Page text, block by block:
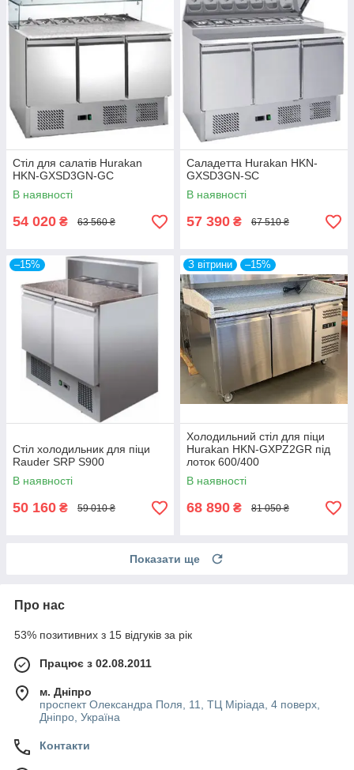
Стіл для салатів Hurakan
HKN-GXSD3GN-GC
В наявності
54 020 ₴ 63 560 ₴
Саладетта Hurakan HKN-
GXSD3GN-SC
В наявності
57 390 ₴ 67 510 ₴
–15%
Стіл холодильник для піци
Rauder SRP S900
В наявності
50 160 ₴ 59 010 ₴
З вітрини –15%
Холодильний стіл для піци
Hurakan HKN-GXPZ2GR під
лоток 600/400
В наявності
68 890 ₴ 81 050 ₴
Показати ще
Про нас
53% позитивних з 15 відгуків за рік
Працює з 02.08.2011
м. Дніпро
проспект Олександра Поля, 11, ТЦ Міріада, 4 поверх,
Дніпро, Україна
Контакти